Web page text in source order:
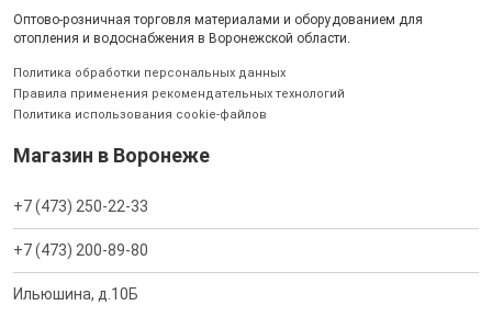
Оптово-розничная торговля материалами и оборудованием для
отопления и водоснабжения в Воронежской области.
Политика обработки персональных данных
Правила применения рекомендательных технологий
Политика использования cookie-файлов
Магазин в Воронеже
+7 (473) 250-22-33
+7 (473) 200-89-80
Ильюшина, д.10Б